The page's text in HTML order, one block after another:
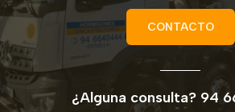
CONTACTO
¿Alguna consulta? 94